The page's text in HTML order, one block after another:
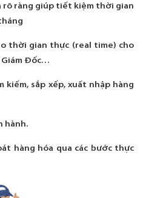
rõ ràng giúp tiết kiệm thời gian
thời gian thực (real time) cho
Giám Đốc…
sắp xếp, xuất nhập hàng
hành.
hàng hóa qua các bước thực